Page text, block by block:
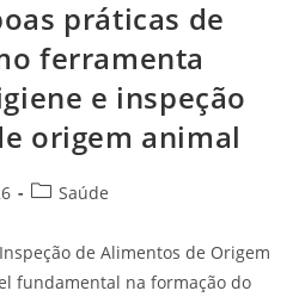
práticas de
ferramenta
e inspeção
origem animal
Saúde
de Alimentos de Origem
fundamental na formação do